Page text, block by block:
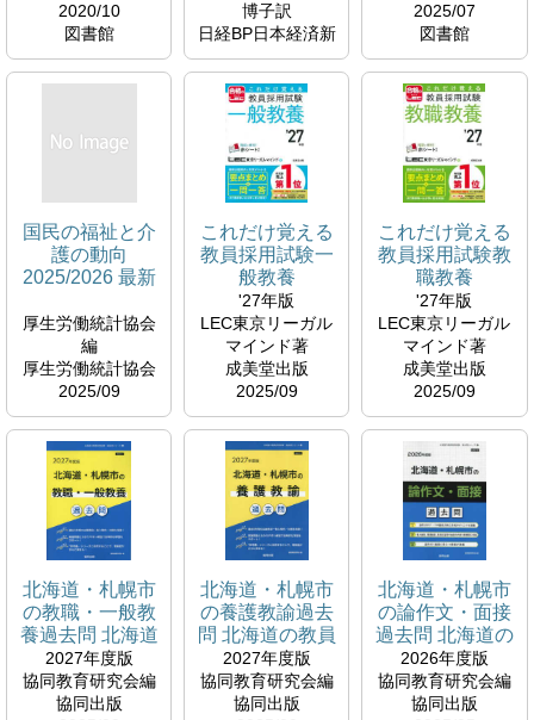
2020/10
図書館
049
博子訳
日経BP日本経済新
聞出版
2023/06
図書館
159.4
C
2025/07
図書館
参考図書コーナー
367.6
K
国民の福祉と介
護の動向
2025/2026 最新
の動き 厚生の指
標臨時増刊
厚生労働統計協会
編
厚生労働統計協会
2025/09
図書館
参考図書コーナー
369
K
これだけ覚える
教員採用試験一
般教養
'27年版
LEC東京リーガル
マインド著
成美堂出版
2025/09
図書館
就職・資格試験対
策コーナー
373.7
G
これだけ覚える
教員採用試験教
職教養
'27年版
LEC東京リーガル
マインド著
成美堂出版
2025/09
図書館
就職・資格試験対
策コーナー
373.7
G
北海道・札幌市
の教職・一般教
養過去問 北海道
の教員採用試験
「過去問」シリ
ーズ
2027年度版
協同教育研究会編
協同出版
北海道・札幌市
の養護教諭過去
問 北海道の教員
採用試験過去問
シリーズ
2027年度版
協同教育研究会編
協同出版
北海道・札幌市
の論作文・面接
過去問 北海道の
教員採用試験過
去問シリーズ
2026年度版
協同教育研究会編
協同出版